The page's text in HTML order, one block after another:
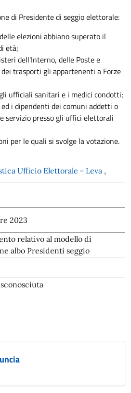
di Presidente di seggio elettorale:
elezioni abbiano superato il
età;
dell'Interno, delle Poste e
trasporti gli appartenenti a Forze
ufficiali sanitari e i medici condotti;
i dipendenti dei comuni addetti o
servizio presso gli uffici elettorali
per le quali si svolge la votazione.
Ufficio Elettorale - Leva ,
2023
relativo al modello di
albo Presidenti seggio